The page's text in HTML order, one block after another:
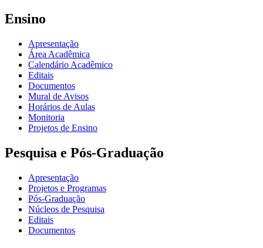
Ensino
Apresentação
Área Acadêmica
Calendário Acadêmico
Editais
Documentos
Mural de Avisos
Horários de Aulas
Monitoria
Projetos de Ensino
Pesquisa e Pós-Graduação
Apresentação
Projetos e Programas
Pós-Graduação
Núcleos de Pesquisa
Editais
Documentos